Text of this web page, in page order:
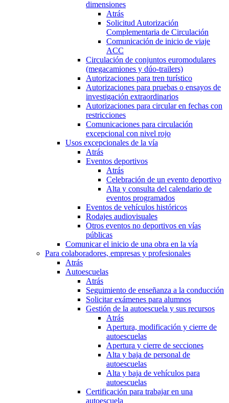
dimensiones
Atrás
Solicitud Autorización
Complementaria de Circulación
Comunicación de inicio de viaje
ACC
Circulación de conjuntos euromodulares
(megacamiones y dúo-trailers)
Autorizaciones para tren turístico
Autorizaciones para pruebas o ensayos de
investigación extraordinarios
Autorizaciones para circular en fechas con
restricciones
Comunicaciones para circulación
excepcional con nivel rojo
Usos excepcionales de la vía
Atrás
Eventos deportivos
Atrás
Celebración de un evento deportivo
Alta y consulta del calendario de
eventos programados
Eventos de vehículos históricos
Rodajes audiovisuales
Otros eventos no deportivos en vías
públicas
Comunicar el inicio de una obra en la vía
Para colaboradores, empresas y profesionales
Atrás
Autoescuelas
Atrás
Seguimiento de enseñanza a la conducción
Solicitar exámenes para alumnos
Gestión de la autoescuela y sus recursos
Atrás
Apertura, modificación y cierre de
autoescuelas
Apertura y cierre de secciones
Alta y baja de personal de
autoescuelas
Alta y baja de vehículos para
autoescuelas
Certificación para trabajar en una
autoescuela